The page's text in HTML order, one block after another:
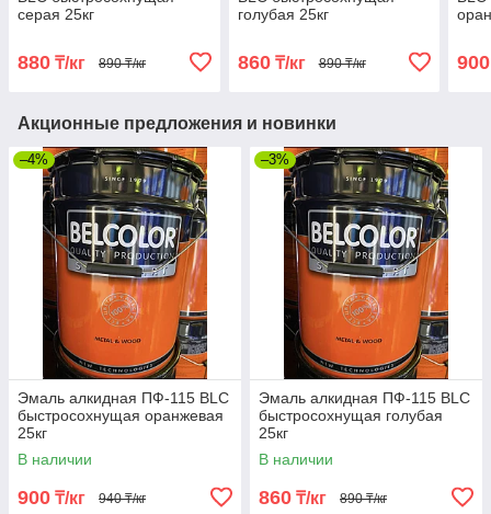
серая 25кг
880 ₸/кг 890 ₸/кг
голубая 25кг
860₸/кг 890 ₸/кг 900
Акционные предложения и новинки
–4%
Эмаль алкидная ПФ-115 BLC
быстросохнущая оранжевая
25кг
В наличии
900 ₸/кг 940 ₸/кг
–3%
Эмаль алкидная ПФ-115 BLC
быстросохнущая голубая
25кг
В наличии
860 ₸/кг 890 ₸/кг